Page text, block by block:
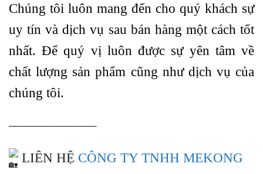
Chúng tôi luôn mang đến cho quý khách sự
uy tín và dịch vụ sau bán hàng một cách tốt
nhất. Để quý vị luôn được sự yên tâm về
chất lượng sản phẩm cũng như dịch vụ của
chúng tôi.
——————–
LIÊN HỆ CÔNG TY TNHH MEKONG